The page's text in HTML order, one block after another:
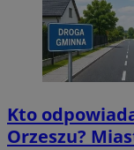
Kto
Orzeszu?